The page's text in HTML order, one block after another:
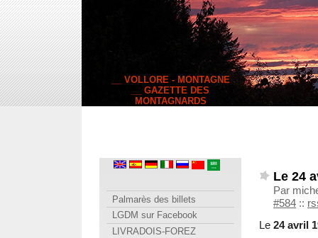
__ VOLLORE - MONTAGNE
__ GAZETTE DES
MONTAGNARDS
Le 24
Par
#584 ::
Le 24 avril
Palmarès des billets
LGDM sur Facebook
LIVRADOIS-FOREZ